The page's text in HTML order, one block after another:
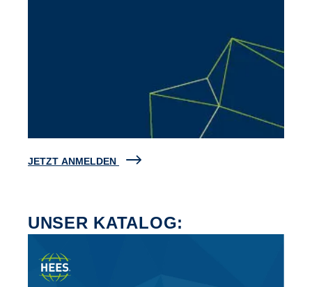
JETZT ANMELDEN
UNSER KATALOG: